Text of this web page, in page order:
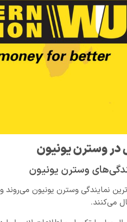
در وسترن یونیون
وسترن یونیون
نمایندگی وسترن یونیون می‌روند
می‌کنند.